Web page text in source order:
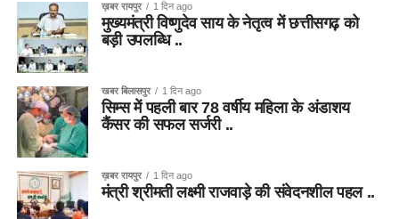
ख़बर रायपुर 1 दिन ago
मुख्यमंत्री विष्णुदेव साय के नेतृत्व में छत्तीसगढ़ को
बड़ी उपलब्धि ..
खबर बिलासपुर 1 दिन ago
सिम्स में पहली बार 78 वर्षीय महिला के अंडाशय
कैंसर की सफल सर्जरी ..
ख़बर रायपुर 1 दिन ago
मंत्री श्रीमती लक्ष्मी राजवाड़े की संवेदनशील पहल ..